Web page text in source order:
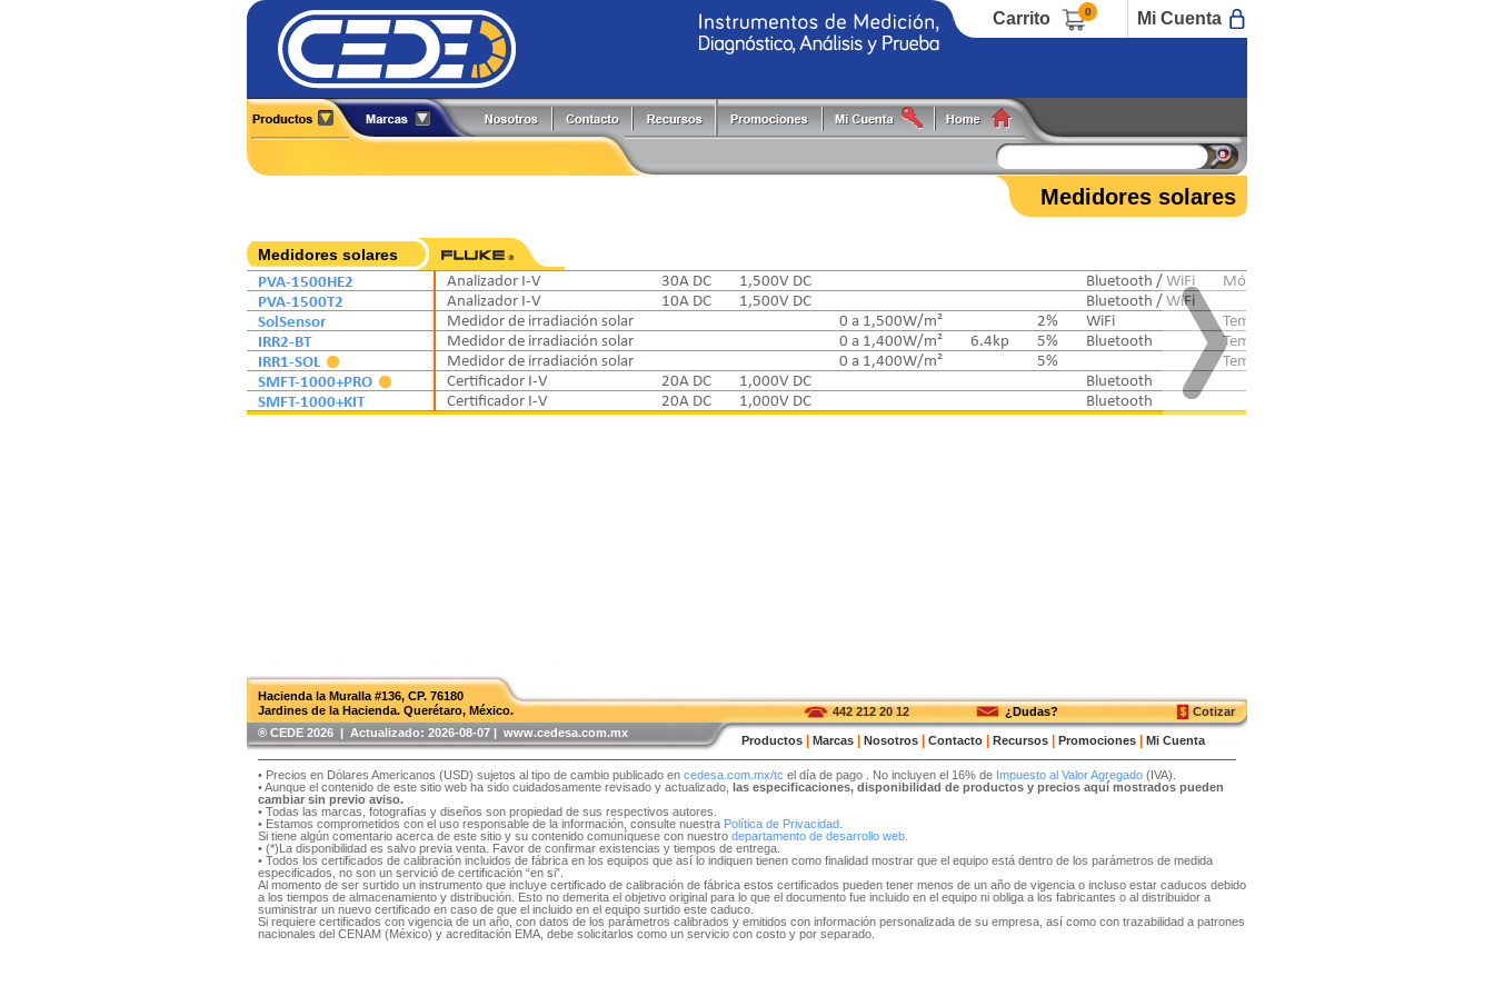
Carrito 0 Mi Cuenta
Cámaras Termográficas
Compensación Reactiva
Contadores
Detectores
Fuentes de Poder
Generadores de Funciones
Medidores
Multímetros
Osciloscopios
Pinzas de Medición
Probadores
Switching systems
Termómetros
Circutor
Comark
Extech
Global Specialties
GW Instek
Hioki
Medidores solares
Medidores solares
PVA-1500HE2
PVA-1500T2
SolSensor
IRR2-BT
IRR1-SOL
SMFT-1000+PRO
SMFT-1000+KIT
Analizador I-V 30A DC 1,500V DC Bluetooth / WiFi
Módulos alta eficiencia
Analizador I-V
10A DC 1,500V DC
Bluetooth / WiFi
Medidor de irradiación solar
0 a 1,500W/m² 2% WiFi
Temperatura / Inclinación
Medidor de irradiación solar
0 a 1,400W/m² 6.4kp 5% Bluetooth
Temperatura / Inclinación / Brújula
Medidor de irradiación solar
0 a 1,400W/m² 5%
Temperatura / Inclinación / Brújula
Certificador I-V
20A DC 1,000V DC
Bluetooth
Certificador I-V
20A DC 1,000V DC Bluetooth
Hacienda la Muralla #136, CP. 76180
Jardines de la Hacienda. Querétaro, México.
®️ CEDE 2026 | Actualizado: 2026-08-07 | www.cedesa.com.mx
442 212 20 12 ¿Dudas? Cotizar
Productos Marcas Nosotros Contacto Recursos Promociones Mi Cuenta
• Precios en Dólares Americanos (USD) sujetos al tipo de cambio publicado en cedesa.com.mx/tc el día de pago . No incluyen el 16% de Impuesto al Valor Agregado (IVA).
• Aunque el contenido de este sitio web ha sido cuidadosamente revisado y actualizado, las especificaciones, disponibilidad de productos y precios aquí mostrados pueden
cambiar sin previo aviso.
• Todas las marcas, fotografías y diseños son propiedad de sus respectivos autores.
• Estamos comprometidos con el uso responsable de la información, consulte nuestra Política de Privacidad.
Si tiene algún comentario acerca de este sitio y su contenido comuníquese con nuestro departamento de desarrollo web.
• (*)La disponibilidad es salvo previa venta. Favor de confirmar existencias y tiempos de entrega.
• Todos los certificados de calibración incluidos de fábrica en los equipos que así lo indiquen tienen como finalidad mostrar que el equipo está dentro de los parámetros de medida
especificados, no son un servició de certificación “en si”.
Al momento de ser surtido un instrumento que incluye certificado de calibración de fábrica estos certificados pueden tener menos de un año de vigencia o incluso estar caducos debido
a los tiempos de almacenamiento y distribución. Esto no demerita el objetivo original para lo que el documento fue incluido en el equipo ni obliga a los fabricantes o al distribuidor a
suministrar un nuevo certificado en caso de que el incluido en el equipo surtido este caduco.
Si requiere certificados con vigencia de un año, con datos de los parámetros calibrados y emitidos con información personalizada de su empresa, así como con trazabilidad a patrones
nacionales del CENAM (México) y acreditación EMA, debe solicitarlos como un servicio con costo y por separado.